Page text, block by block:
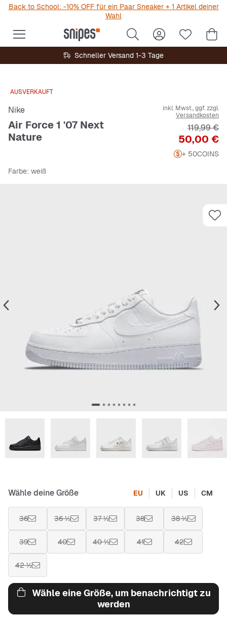
Back to School: -10% OFF für ein Paar Sneaker + 1 Artikel deiner
Wahl
Schneller Versand 1-3 Tage
AUSVERKAUFT
Nike
Air Force 1 '07 Next
Nature
inkl. Mwst., ggf. zzgl.
Versandkosten
Preis
50,00 €
119,99 €
+ 50COINS
Farbe: weiß
Wähle deine Größe EU UK US CM
36 36 ½ 37 ½ 38 38 ½
39 40 40 ½ 41 42
42 ½
Wähle eine Größe, um benachrichtigt zu
werden